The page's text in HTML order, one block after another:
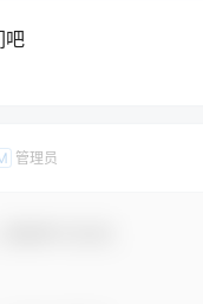
吧
管理员